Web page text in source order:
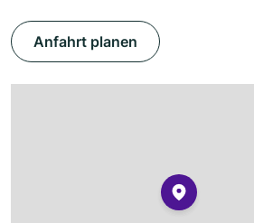
Anfahrt planen